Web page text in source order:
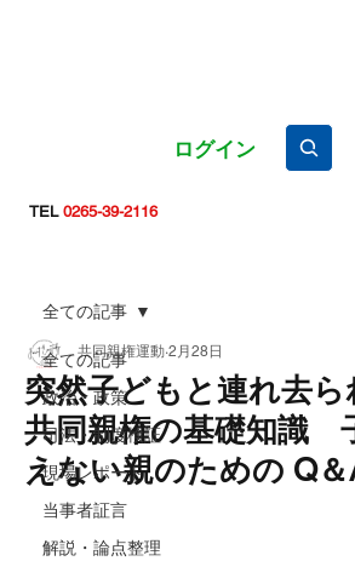
ログイン
TEL0265-39-2116
全ての記事
政治・政策
司法・制度検証
現場レポート
当事者証言
解説・論点整理
全ての記事
突然子どもと連れ去
共同親権の基礎知識
えない親のための Q＆
共同親権運動 2月28日